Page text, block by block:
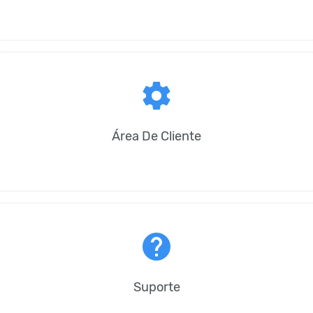
settings
Área De Cliente
help
Suporte